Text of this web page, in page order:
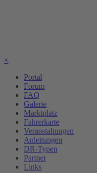
×
Portal
Forum
FAQ
Galerie
Marktplatz
Fahrerkarte
Veranstaltungen
Anleitungen
DR-Typen
Partner
Links